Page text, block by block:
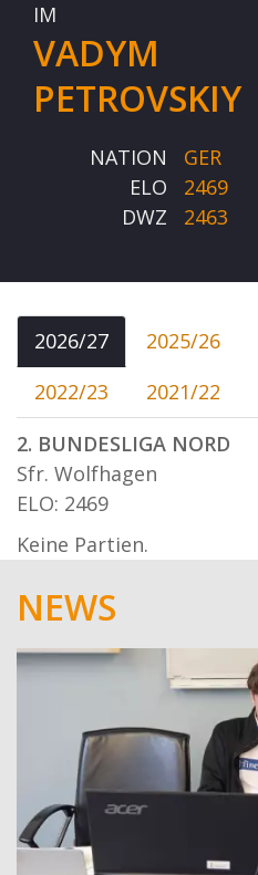
IM
VADYM
PETROVSKIY
NATION
GER
ELO
2469
DWZ
2463
2026/27 2025/26
2022/23
2021/22
2. BUNDESLIGA NORD
Sfr. Wolfhagen
ELO: 2469
Keine Partien.
NEWS